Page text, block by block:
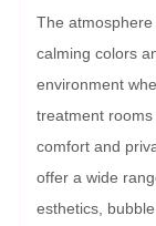
The
calming colors
environment
treatment
comfort and
offer a wide
esthetics,